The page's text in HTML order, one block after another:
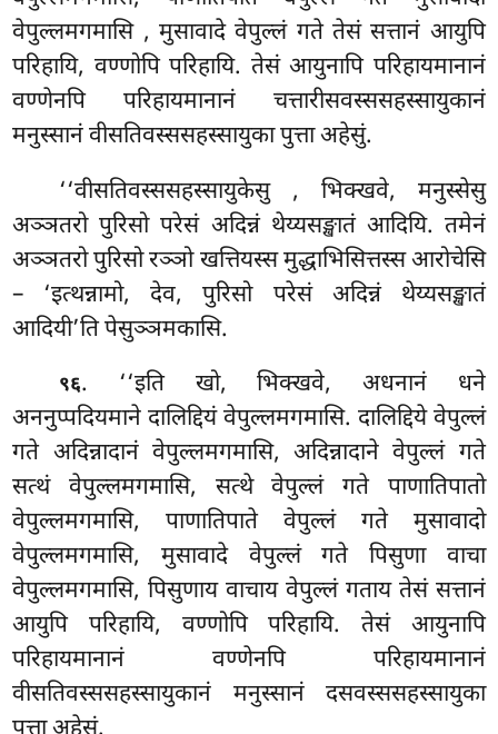
वेपुल्लमगमासि , मुसावादे वेपुल्लं गते तेसं सत्तानं आयुपि
परिहायि, वण्णोपि परिहायि. तेसं आयुनापि परिहायमानानं
वण्णेनपि परिहायमानानं चत्तारीसवस्ससहस्सायुकानं
मनुस्सानं वीसतिवस्ससहस्सायुका पुत्ता अहेसुं.
‘‘वीसतिवस्ससहस्सायुकेसु , भिक्खवे, मनुस्सेसु
अञ्ञतरो पुरिसो परेसं अदिन्नं थेय्यसङ्खातं आदियि. तमेनं
अञ्ञतरो पुरिसो रञ्ञो खत्तियस्स मुद्धाभिसित्तस्स आरोचेसि
– ‘इत्थन्नामो, देव, पुरिसो परेसं अदिन्नं थेय्यसङ्खातं
आदियी’ति पेसुञ्ञमकासि.
९६. ‘‘इति खो, भिक्खवे, अधनानं धने
अननुप्पदियमाने दालिद्दियं वेपुल्लमगमासि. दालिद्दिये वेपुल्लं
गते अदिन्नादानं वेपुल्लमगमासि, अदिन्नादाने वेपुल्लं गते
सत्थं वेपुल्लमगमासि, सत्थे वेपुल्लं गते पाणातिपातो
वेपुल्लमगमासि, पाणातिपाते वेपुल्लं गते मुसावादो
वेपुल्लमगमासि, मुसावादे वेपुल्लं गते पिसुणा वाचा
वेपुल्लमगमासि, पिसुणाय वाचाय वेपुल्लं गताय तेसं सत्तानं
आयुपि परिहायि, वण्णोपि परिहायि. तेसं आयुनापि
परिहायमानानं वण्णेनपि परिहायमानानं
वीसतिवस्ससहस्सायुकानं मनुस्सानं दसवस्ससहस्सायुका